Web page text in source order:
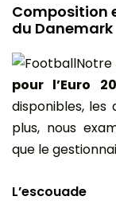
Composition
du Danemark
Notre
pour l’Euro
disponibles,
plus, nous
que le
L’escouade